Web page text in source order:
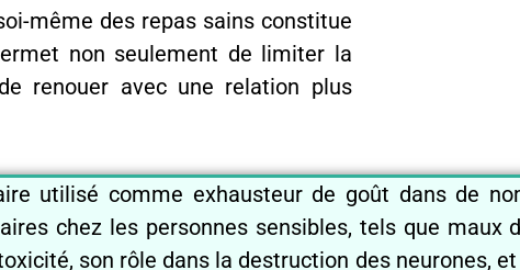
même des repas sains constitue
non seulement de limiter la
renouer avec une relation plus
utilisé comme exhausteur de goût dans de
chez les personnes sensibles, tels que maux
son rôle dans la destruction des neurones,